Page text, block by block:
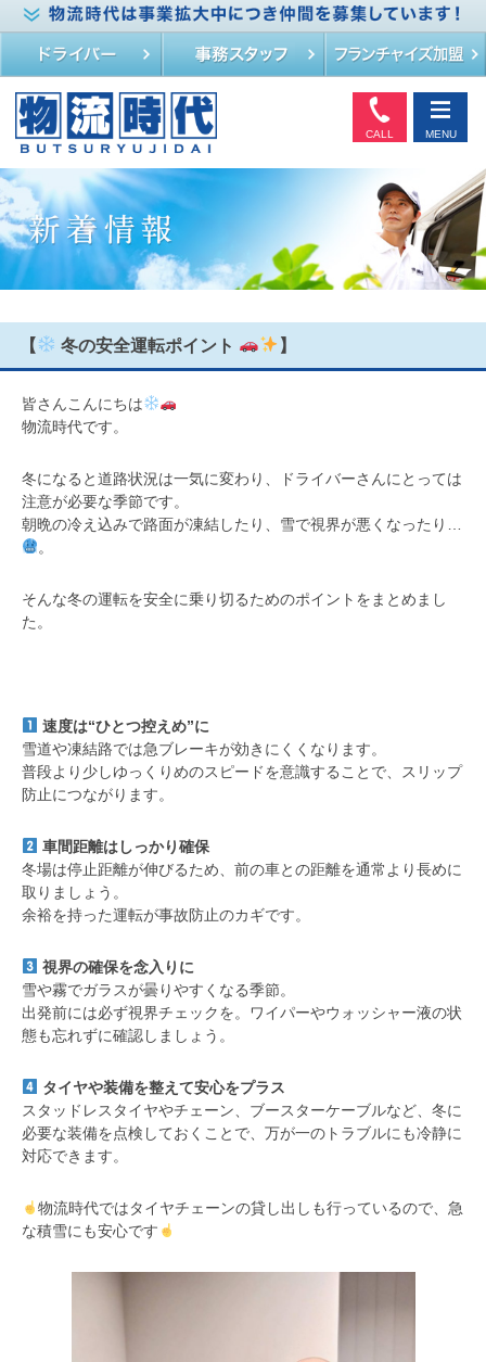
CALL MENU
【 冬の安全運転ポイント 】
皆さんこんにちは
物流時代です。
冬になると道路状況は一気に変わり、ドライバーさんにとっては
注意が必要な季節です。
朝晩の冷え込みで路面が凍結したり、雪で視界が悪くなったり…
。
そんな冬の運転を安全に乗り切るためのポイントをまとめまし
た。
速度は“ひとつ控えめ”に
雪道や凍結路では急ブレーキが効きにくくなります。
普段より少しゆっくりめのスピードを意識することで、スリップ
防止につながります。
車間距離はしっかり確保
冬場は停止距離が伸びるため、前の車との距離を通常より長めに
取りましょう。
余裕を持った運転が事故防止のカギです。
視界の確保を念入りに
雪や霧でガラスが曇りやすくなる季節。
出発前には必ず視界チェックを。ワイパーやウォッシャー液の状
態も忘れずに確認しましょう。
タイヤや装備を整えて安心をプラス
スタッドレスタイヤやチェーン、ブースターケーブルなど、冬に
必要な装備を点検しておくことで、万が一のトラブルにも冷静に
対応できます。
物流時代ではタイヤチェーンの貸し出しも行っているので、急
な積雪にも安心です